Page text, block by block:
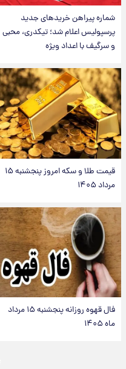
شماره پیراهن خریدهای جدید
پرسپولیس اعلام شد؛ تیکدری، محبی
و سرگیف با اعداد ویژه
قیمت طلا و سکه امروز پنجشنبه ۱۵
مرداد ۱۴۰۵
فال قهوه روزانه پنجشنبه ۱۵ مرداد
ماه ۱۴۰۵